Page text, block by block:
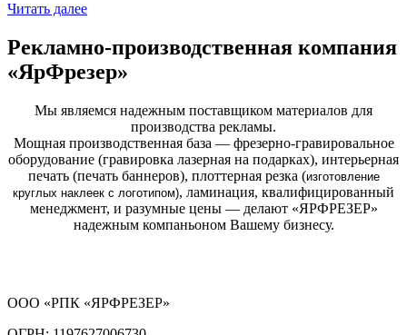
Читать далее
Рекламно-производственная компания
«ЯрФрезер»
Мы являемся надежным поставщиком материалов для
производства рекламы.
Мощная производственная база — фрезерно-гравировальное
оборудование (гравировка лазерная на подарках), интерьерная
печать (печать баннеров), плоттерная резка (изготовление
круглых наклеек с логотипом), ламинация, квалифицированный
менеджмент, и разумные цены — делают «ЯРФРЕЗЕР»
надежным компаньоном Вашему бизнесу.
ООО «РПК «ЯРФРЕЗЕР»